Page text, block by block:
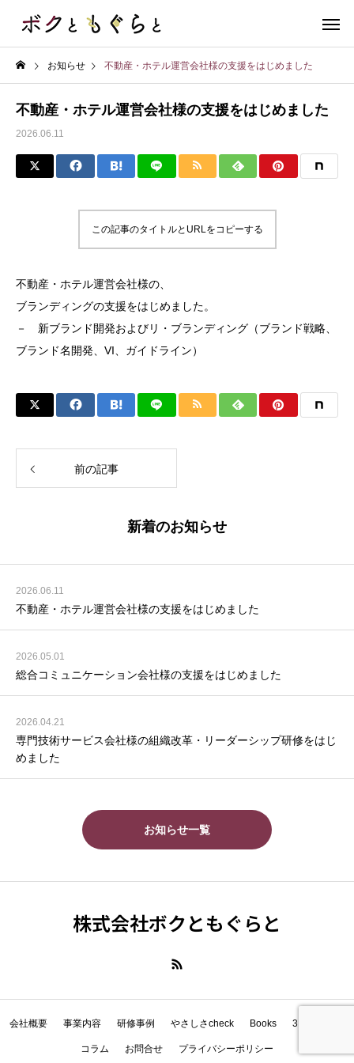
お知らせ 不動産・ホテル運営会社様の支援をはじめました
不動産・ホテル運営会社様の支援をはじめました
2026.06.11
この記事のタイトルとURLをコピーする
不動産・ホテル運営会社様の、
ブランディングの支援をはじめました。
－ 新ブランド開発およびリ・ブランディング（ブランド戦略、
ブランド名開発、VI、ガイドライン）
前の記事
新着のお知らせ
2026.06.11
不動産・ホテル運営会社様の支援をはじめました
2026.05.01
総合コミュニケーション会社様の支援をはじめました
2026.04.21
専門技術サービス会社様の組織改革・リーダーシップ研修をはじ
めました
お知らせ一覧
株式会社ボクともぐらと
会社概要 事業内容 研修事例 やさしさcheck Books 3 Year Diary
コラム お問合せ プライバシーポリシー